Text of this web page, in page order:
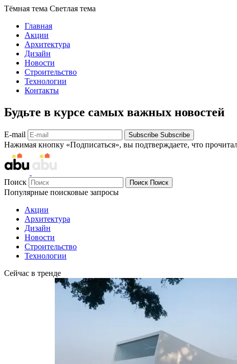
Тёмная тема Светлая тема
Главная
Акции
Архитектура
Дизайн
Новости
Строительство
Технологии
Контакты
Будьте в курсе самых важных новостей
E-mail Subscribe Subscribe
Нажимая кнопку «Подписаться», вы подтверждаете, что
Поиск Поиск Поиск
Популярные поисковые запросы
Акции
Архитектура
Дизайн
Новости
Строительство
Технологии
Сейчас в тренде